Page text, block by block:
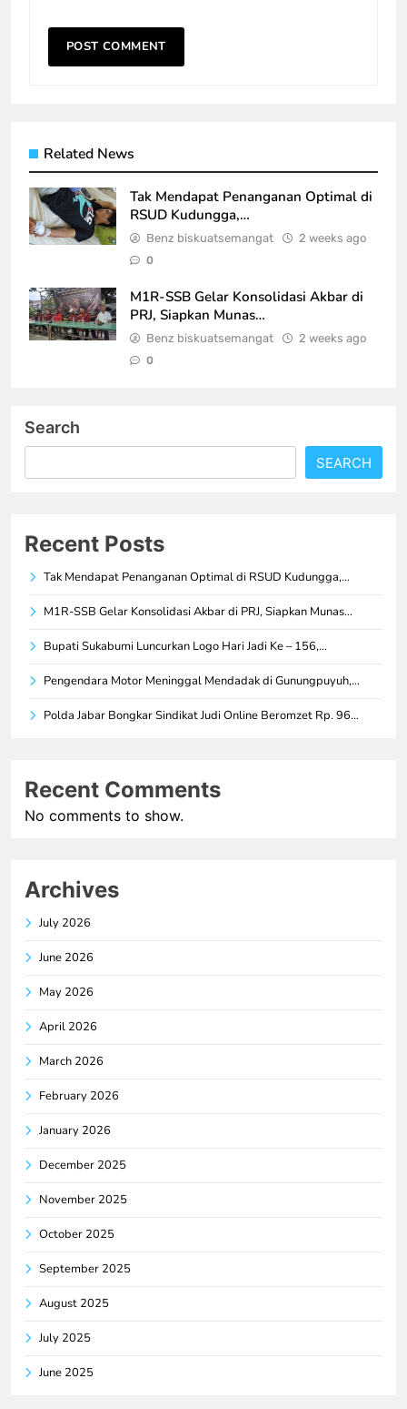
Related News
Tak Mendapat Penanganan Optimal di
RSUD Kudungga,…
Benz biskuatsemangat 2 weeks ago
0
M1R-SSB Gelar Konsolidasi Akbar di
PRJ, Siapkan Munas…
Benz biskuatsemangat 2 weeks ago
0
Search
SEARCH
Recent Posts
Tak Mendapat Penanganan Optimal di RSUD Kudungga,…
M1R-SSB Gelar Konsolidasi Akbar di PRJ, Siapkan Munas…
Bupati Sukabumi Luncurkan Logo Hari Jadi Ke – 156,…
Pengendara Motor Meninggal Mendadak di Gunungpuyuh,…
Polda Jabar Bongkar Sindikat Judi Online Beromzet Rp. 96…
Recent Comments
No comments to show.
Archives
July 2026
June 2026
May 2026
April 2026
March 2026
February 2026
January 2026
December 2025
November 2025
October 2025
September 2025
August 2025
July 2025
June 2025